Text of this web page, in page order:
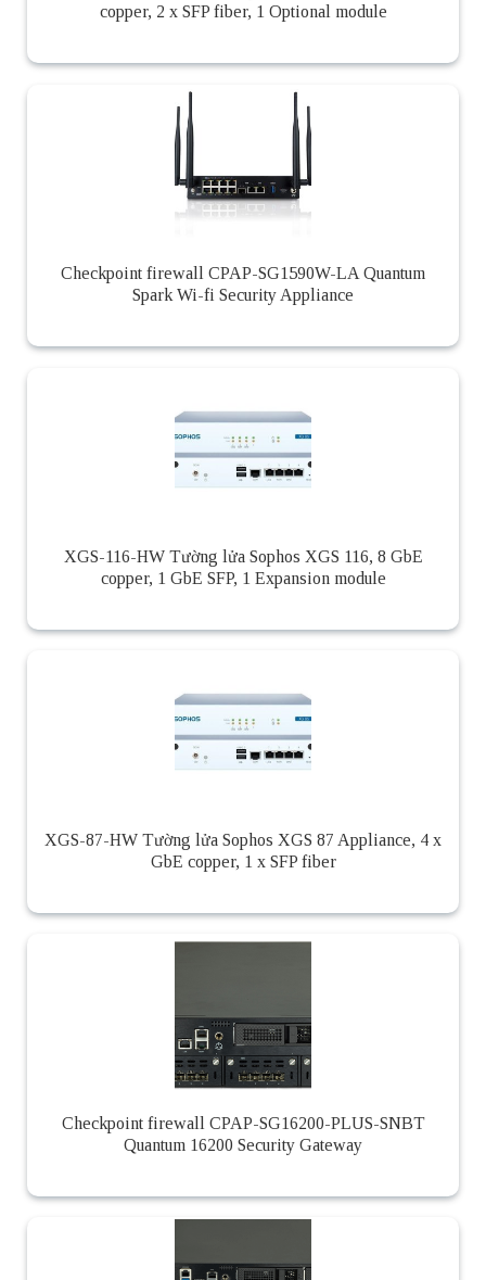
copper, 2 x SFP fiber, 1 Optional module
Checkpoint firewall CPAP-SG1590W-LA Quantum
Spark Wi-fi Security Appliance
XGS-116-HW Tường lửa Sophos XGS 116, 8 GbE
copper, 1 GbE SFP, 1 Expansion module
XGS-87-HW Tường lửa Sophos XGS 87 Appliance, 4 x
GbE copper, 1 x SFP fiber
Checkpoint firewall CPAP-SG16200-PLUS-SNBT
Quantum 16200 Security Gateway